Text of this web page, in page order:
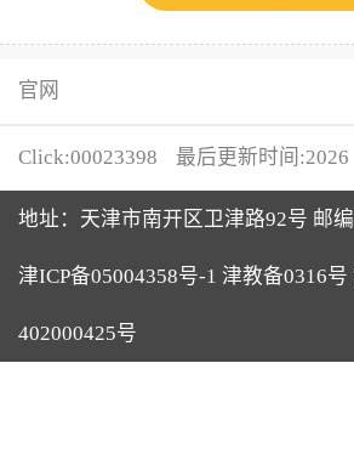
官网
Click:00023398 最后更新时间:2026
地址：天津市南开区卫津路92号 邮
津ICP备05004358号-1 津教备0316
402000425号